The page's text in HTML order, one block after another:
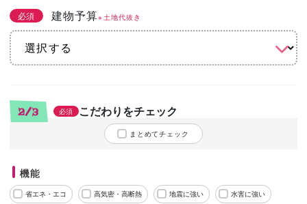
必須 建物予算※土地代抜き
2/3 必須 こだわりをチェック
まとめてチェック
機能
省エネ・エコ 高気密・高断熱 地震に強い 水害に強い